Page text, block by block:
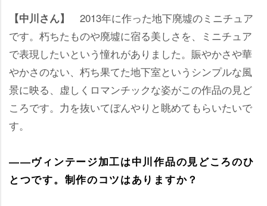
【中川さん】
2013年に作った地下廃墟のミニチュア
です。朽ちたものや廃墟に宿る美しさを、ミニチュア
で表現したいという憧れがありました。賑やかさや華
かさのない、朽ち果てた地下室というシンプルな風
景に映る、虚しくロマンチックな姿がこの作品の見ど
ころです。力を抜いてぼんやりと眺めてもらいたいで
す。
――ヴィンテージ加工は中川作品の見どころのひ
とつです。制作のコツはありますか？